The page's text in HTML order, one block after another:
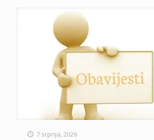
7 srpnja, 2026